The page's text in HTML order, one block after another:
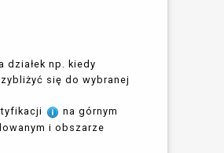
np. kiedy
się do wybranej
na górnym
i obszarze